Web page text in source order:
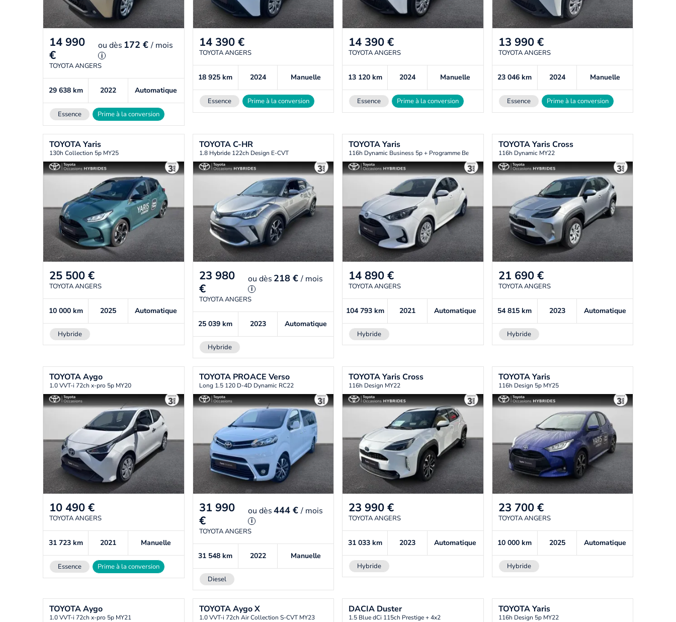
14 990
€
oudès 172 €/ mois
i
TOYOTA ANGERS
29 638 km 2022 Automatique
Essence Prime à la conversion
14 390 €
TOYOTA ANGERS
18 925km 2024 Manuelle
Essence Prime à la conversion
14 390 €
TOYOTA ANGERS
13 120 km 2024 Manuelle
Essence Prime à la conversion
13 990 €
TOYOTA ANGERS
23 046km 2024 Manuelle
Essence Prime à la conversion
TOYOTAYaris
130h Collection 5p MY25
25 500 €
TOYOTA ANGERS
10 000 km 2025 Automatique
Hybride
TOYOTAC-HR
1.8 Hybride 122ch Design E-CVT
23 980
€
ou dès 218 € / mois
i
TOYOTA ANGERS
25 039km 2023 Automatique
Hybride
TOYOTAYaris
116h Dynamic Business 5p + Programme Beyond Zero Academy MY22
14 890 €
TOYOTA ANGERS
104 793 km 2021 Automatique
Hybride
TOYOTAYaris Cross
116h Dynamic MY22
21 690 €
TOYOTA ANGERS
54 815km 2023 Automatique
Hybride
TOYOTAAygo
1.0 VVT-i 72ch x-pro 5p MY20
10 490 €
TOYOTA ANGERS
31 723 km 2021 Manuelle
Essence Prime à la conversion
TOYOTA PROACE Verso
Long 1.5 120 D-4D Dynamic RC22
31 990
€
ou dès444 €/ mois
i
TOYOTA ANGERS
31 548km 2022 Manuelle
Diesel
TOYOTAYaris Cross
116h Design MY22
23 990 €
TOYOTA ANGERS
31 033 km 2023 Automatique
Hybride
TOYOTAYaris
116h Design 5p MY25
23 700 €
TOYOTA ANGERS
10 000km 2025 Automatique
Hybride
TOYOTAAygo
1.0 VVT-i 72ch x-pro 5p MY21
TOYOTAAygo X
1.0 VVT-i 72ch Air Collection S-CVT MY23
DACIA Duster
1.5 Blue dCi 115ch Prestige + 4x2
TOYOTAYaris
116h Design 5p MY22